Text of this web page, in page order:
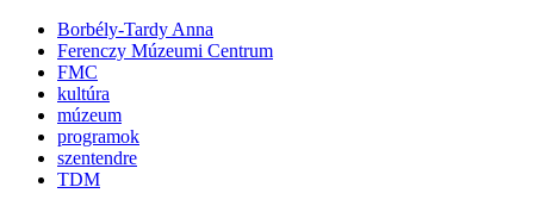
Borbély-Tardy Anna
Ferenczy Múzeumi Centrum
FMC
kultúra
múzeum
programok
szentendre
TDM